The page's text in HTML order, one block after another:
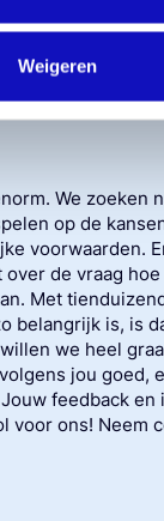
Weigeren
We zoeken
op de
voorwaarden.
de vraag hoe
Met
belangrijk is, is
we heel
jou goed,
feedback en
voor ons! Neem